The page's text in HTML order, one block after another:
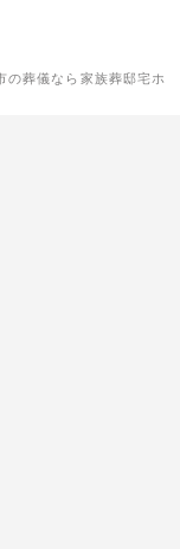
葬儀なら家族葬邸宅ホ